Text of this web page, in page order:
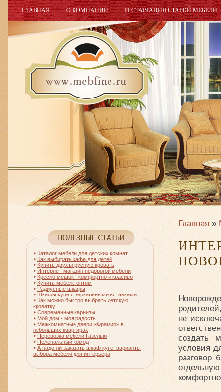
ГЛАВНАЯ О КОМПАНИИ РЕСТАВРАЦИЯ СТАРОЙ МЕБЕЛИ
Главная »
не
создать
условия
разговор
Каталог мебели для детских комнат
Как выбирать кафе для детей
Купить двухъярусную кровать
Интернет-магазин недорогой мебели
Кресло мешок - комфортно и красиво
Купить мебель оптом
Радиусные шкафы
Шкафы купе с зеркальными вставками
Как можно быстро выбрать детскую
кроватку
Современные карнизы
Мой дом - моя радость
Межкомнатные двери «Фрамир» в
небольших квартирах
Перевозка мебели Газелью
Пеленальный комод
А надо ли заказать шкаф купе: варианты
выбора мебели для интерьера